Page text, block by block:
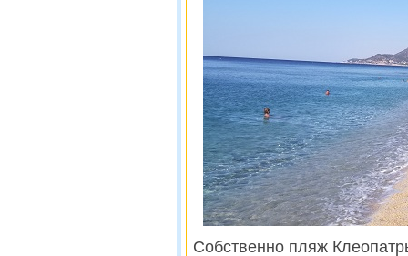
Собственно пляж